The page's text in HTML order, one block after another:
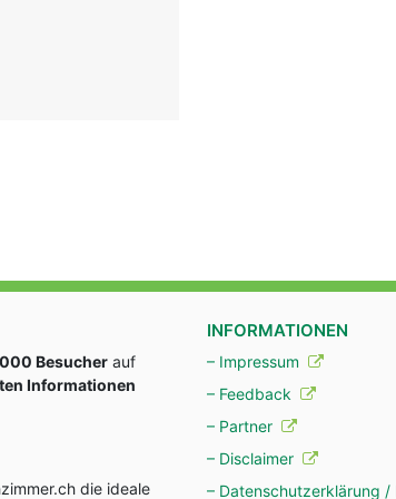
Besucher auf
Informationen
die ideale
INFORMATIONEN
– Impressum
– Feedback
– Partner
– Disclaimer
– Datenschutzerklärung /